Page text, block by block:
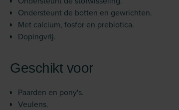
Ondersteunt de botten en gewrichten.
Met calcium, fosfor en prebiotica.
Dopingvrij.
Geschikt voor
Paarden en pony's.
Veulens.